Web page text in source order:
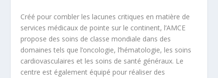
Créé pour combler les lacunes critiques en matière de
services médicaux de pointe sur le continent, l’AMCE
propose des soins de classe mondiale dans des
domaines tels que l’oncologie, l’hématologie, les soins
cardiovasculaires et les soins de santé généraux. Le
centre est également équipé pour réaliser des